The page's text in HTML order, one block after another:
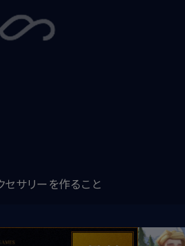
セサリーを作ること